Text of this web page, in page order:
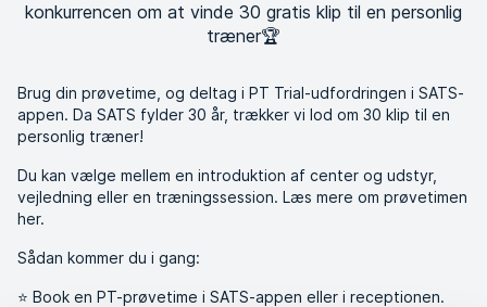
konkurrencen om at vinde 30 gratis klip til en personlig
træner🏆
Brug din prøvetime, og deltag i PT Trial-udfordringen i SATS-
appen. Da SATS fylder 30 år, trækker vi lod om 30 klip til en
personlig træner!
Du kan vælge mellem en introduktion af center og udstyr,
vejledning eller en træningssession. Læs mere om prøvetimen
her.
Sådan kommer du i gang:
⭐ Book en PT-prøvetime i SATS-appen eller i receptionen.